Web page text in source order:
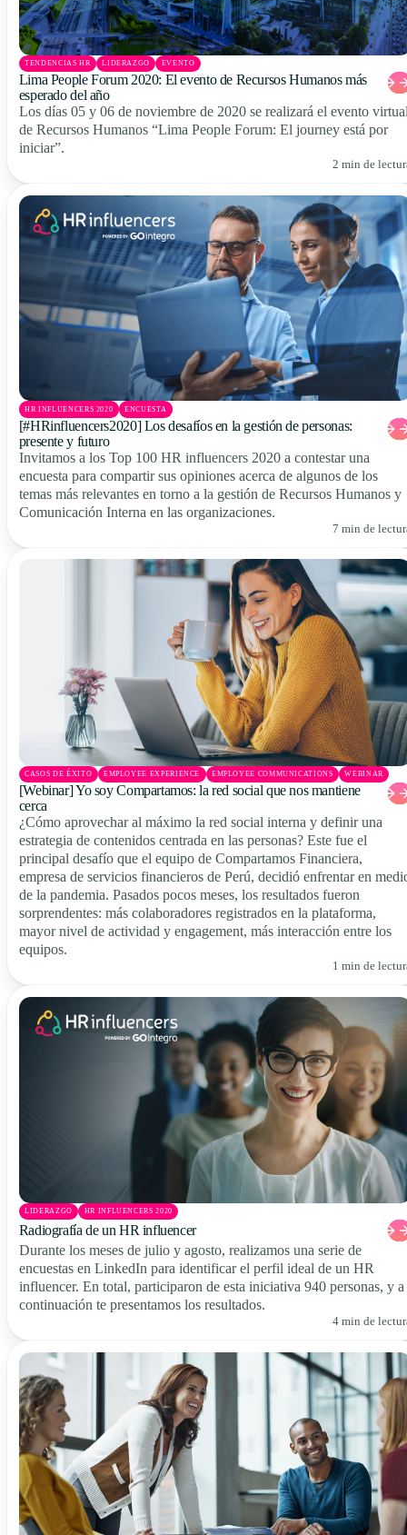
TENDENCIAS HR LIDERAZGO EVENTO
Lima People Forum 2020: El evento de Recursos Humanos más
esperado del año
Los días 05 y 06 de noviembre de 2020 se realizará el evento
de Recursos Humanos “Lima People Forum: El journey está por
iniciar”.
2 min de
HR INFLUENCERS 2020 ENCUESTA
[#HRinfluencers2020] Los desafíos en la gestión de personas:
presente y futuro
Invitamos a los Top 100 HR influencers 2020 a contestar una
encuesta para compartir sus opiniones acerca de algunos de los
temas más relevantes en torno a la gestión de Recursos Humanos y
Comunicación Interna en las organizaciones.
7 min de
CASOS DE ÉXITO EMPLOYEE EXPERIENCE EMPLOYEE COMMUNICATIONS WEBINAR
[Webinar] Yo soy Compartamos: la red social que nos mantiene
cerca
¿Cómo aprovechar al máximo la red social interna y definir una
estrategia de contenidos centrada en las personas? Este fue el
principal desafío que el equipo de Compartamos Financiera,
empresa de servicios financieros de Perú, decidió enfrentar en
de la pandemia. Pasados pocos meses, los resultados fueron
sorprendentes: más colaboradores registrados en la plataforma,
mayor nivel de actividad y engagement, más interacción entre los
equipos.
1 min de
LIDERAZGO HR INFLUENCERS 2020
Radiografía de un HR influencer
Durante los meses de julio y agosto, realizamos una serie de
encuestas en LinkedIn para identificar el perfil ideal de un HR
influencer. En total, participaron de esta iniciativa 940 personas, y a
continuación te presentamos los resultados.
4 min de